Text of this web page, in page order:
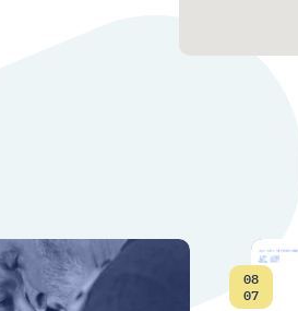
Date:
08
07